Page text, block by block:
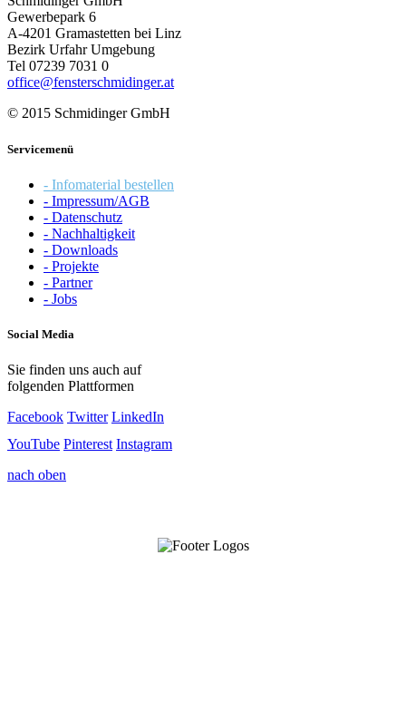
Gewerbepark 6
A-4201 Gramastetten bei Linz
Bezirk Urfahr Umgebung
Tel 07239 7031 0
office@fensterschmidinger.at
© 2015 Schmidinger GmbH
Servicemenü
- Infomaterial bestellen
- Impressum/AGB
- Datenschutz
- Nachhaltigkeit
- Downloads
- Projekte
- Partner
- Jobs
Social Media
Sie finden uns auch auf
folgenden Plattformen
Facebook Twitter LinkedIn
YouTube Pinterest Instagram
nach oben